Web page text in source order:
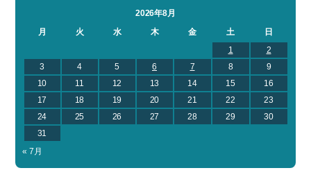
2026年8月
月
火 水 木 金 土
日
1
2
3
4 5 6 7 8
9
10
11 12 13 14 15
16
17
18 19 20 21 22
23
24
25 26 27 28 29
30
31
« 7月